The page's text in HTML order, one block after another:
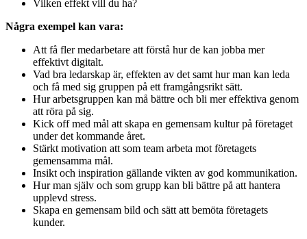
Vilken effekt vill du ha?
Några exempel kan vara:
Att få fler medarbetare att förstå hur de kan jobba mer
effektivt digitalt.
Vad bra ledarskap är, effekten av det samt hur man kan leda
och få med sig gruppen på ett framgångsrikt sätt.
Hur arbetsgruppen kan må bättre och bli mer effektiva genom
att röra på sig.
Kick off med mål att skapa en gemensam kultur på företaget
under det kommande året.
Stärkt motivation att som team arbeta mot företagets
gemensamma mål.
Insikt och inspiration gällande vikten av god kommunikation.
Hur man själv och som grupp kan bli bättre på att hantera
upplevd stress.
Skapa en gemensam bild och sätt att bemöta företagets
kunder.